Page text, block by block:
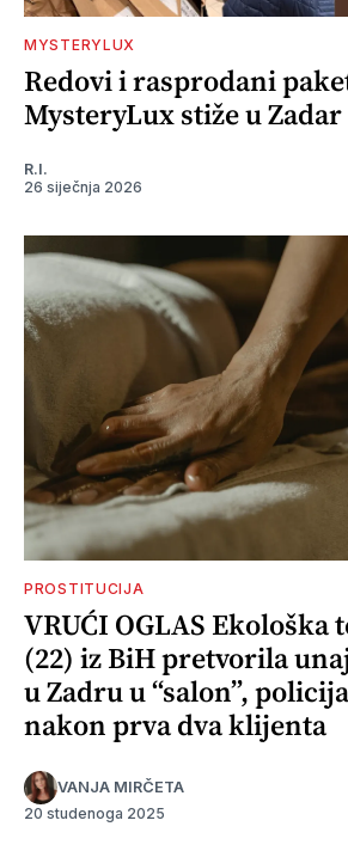
MYSTERYLUX
Redovi i rasprodani
MysteryLux stiže u Zadar
R.I.
26 siječnja 2026
PROSTITUCIJA
VRUĆI OGLAS
(22) iz BiH pretvorila
u Zadru u “salon”,
nakon prva dva klijenta
VANJA MIRČETA
20 studenoga 2025